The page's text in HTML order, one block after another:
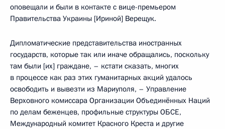
оповещали и были в контакте с вице-премьером
Правительства Украины [Ириной] Верещук.
Дипломатические представительства иностранных
государств, которые так или иначе обращались, поскольку
там были [их] граждане, – кстати сказать, многих
в процессе как раз этих гуманитарных акций удалось
освободить и вывезти из Мариуполя, – Управление
Верховного комиссара Организации Объединённых Наций
по делам беженцев, профильные структуры ОБСЕ,
Международный комитет Красного Креста и другие